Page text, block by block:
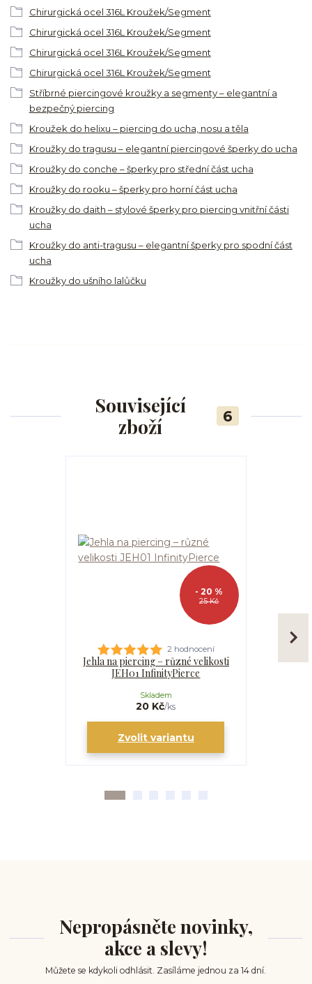
Chirurgická ocel 316L Kroužek/Segment
Chirurgická ocel 316L Kroužek/Segment
Chirurgická ocel 316L Kroužek/Segment
Chirurgická ocel 316L Kroužek/Segment
Stříbrné piercingové kroužky a segmenty – elegantní a
bezpečný piercing
Kroužek do helixu – piercing do ucha, nosu a těla
Kroužky do tragusu – elegantní piercingové šperky do ucha
Kroužky do conche – šperky pro střední část ucha
Kroužky do rooku – šperky pro horní část ucha
Kroužky do daith – stylové šperky pro piercing vnitřní části
ucha
Kroužky do anti-tragusu – elegantní šperky pro spodní část
ucha
Kroužky do ušního lalůčku
Související
zboží
6
25 Kč
- 20 %
2 hodnocení
Jehla na piercing – různé velikosti
JEH01 InfinityPierce
20 Kč/ks
Skladem
Zvolit variantu
Nepropásněte novinky,
akce a slevy!
Můžete se kdykoli odhlásit. Zasíláme jednou za 14 dní.